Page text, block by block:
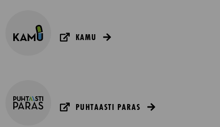
KAMU
PUHTAASTI PARAS